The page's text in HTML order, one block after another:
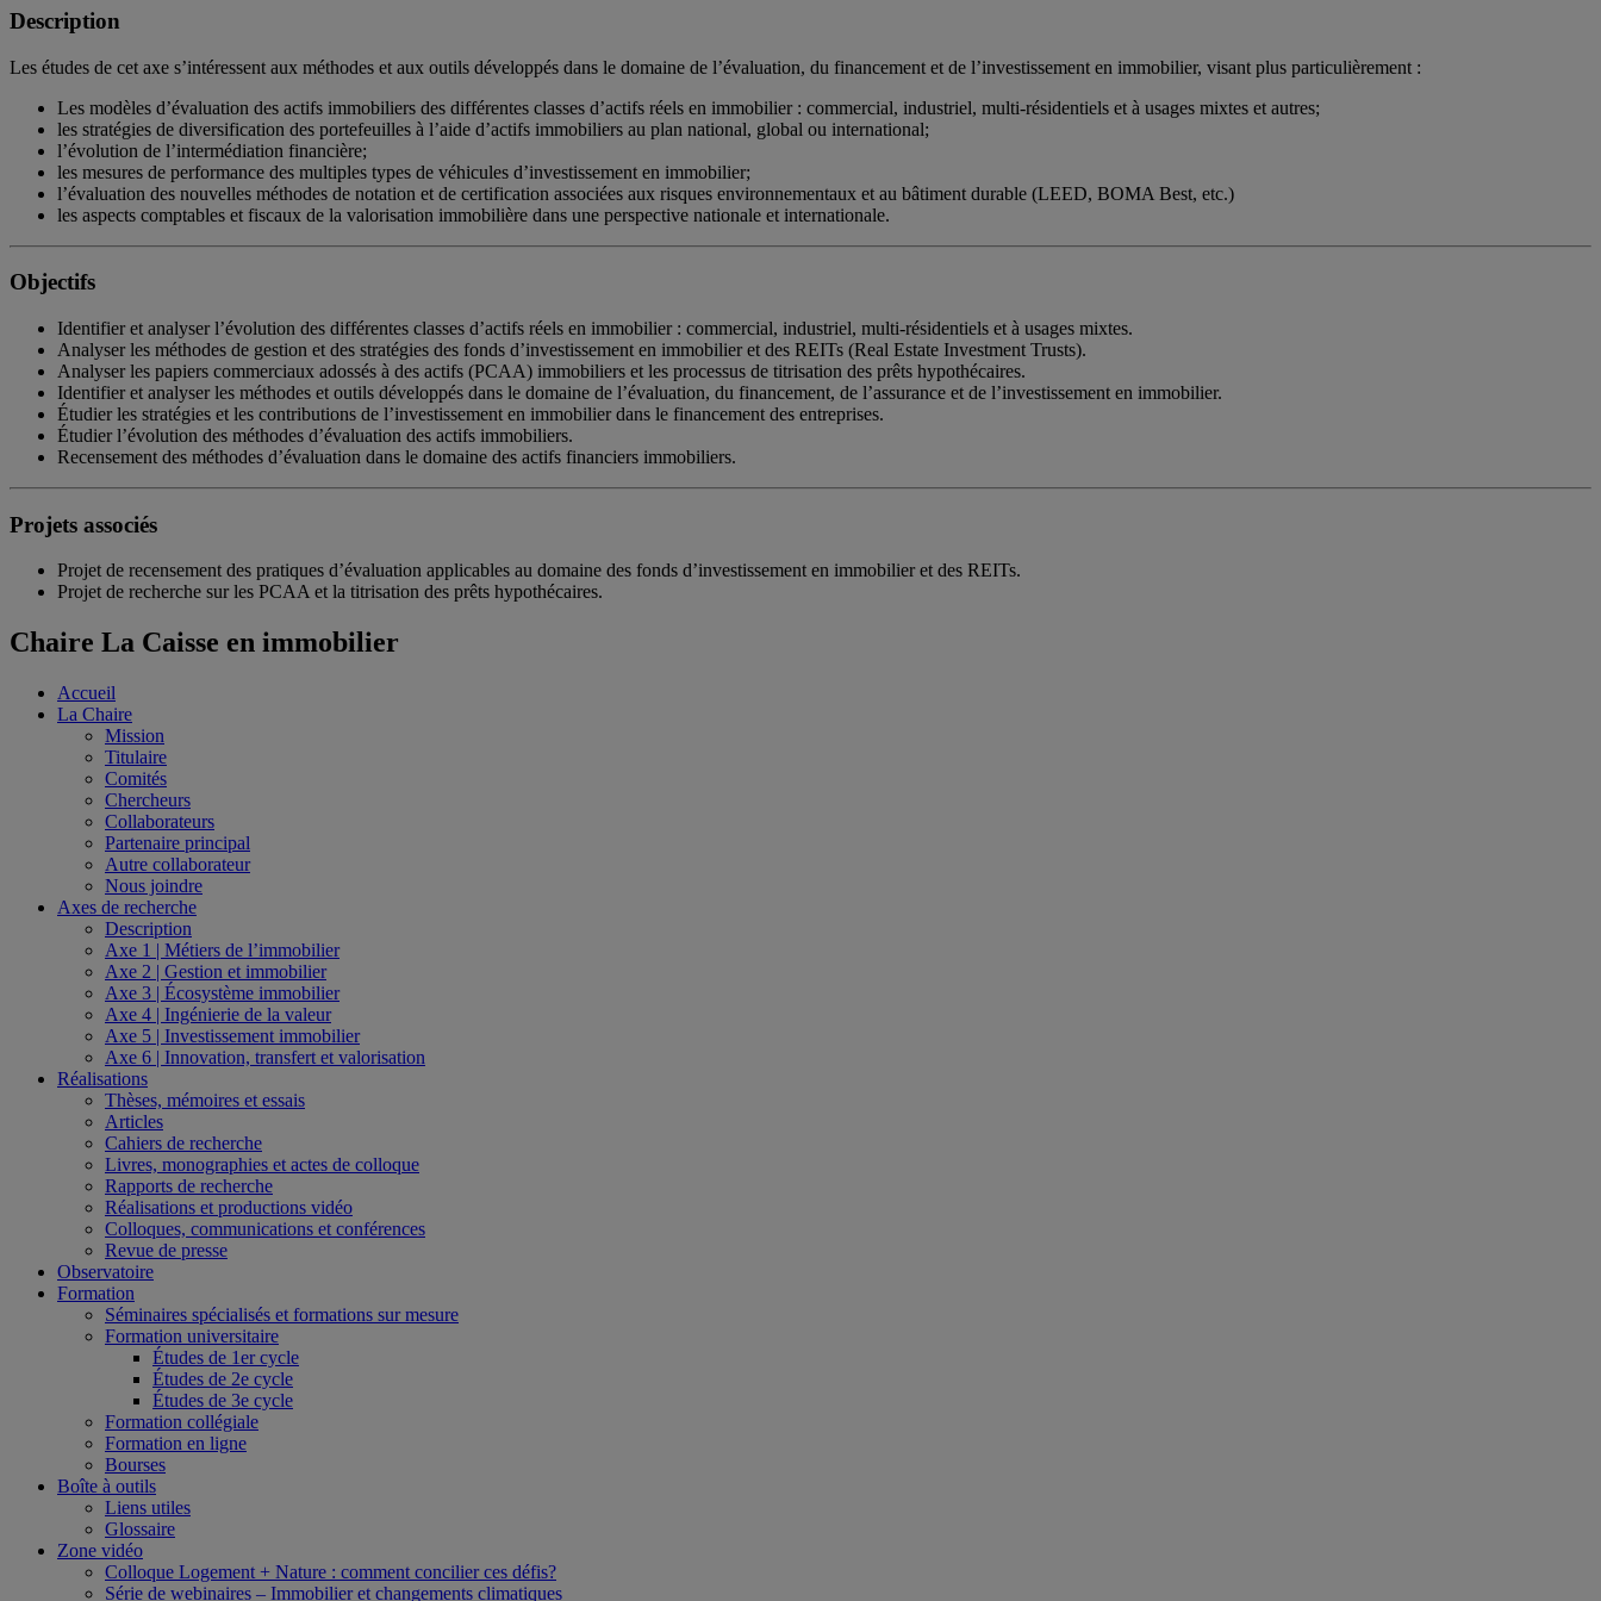
Description
Les études de cet axe s’intéressent aux méthodes et aux outils développés dans le domaine de l’évaluation, du financement et de l’investissement en immobilier, visant plus particulièrement :
Les modèles d’évaluation des actifs immobiliers des différentes classes d’actifs réels en immobilier : commercial, industriel, multi-résidentiels et à usages mixtes et autres;
les stratégies de diversification des portefeuilles à l’aide d’actifs immobiliers au plan national, global ou international;
l’évolution de l’intermédiation financière;
les mesures de performance des multiples types de véhicules d’investissement en immobilier;
l’évaluation des nouvelles méthodes de notation et de certification associées aux risques environnementaux et au bâtiment durable (LEED, BOMA Best, etc.)
les aspects comptables et fiscaux de la valorisation immobilière dans une perspective nationale et internationale.
Objectifs
Identifier et analyser l’évolution des différentes classes d’actifs réels en immobilier : commercial, industriel, multi-résidentiels et à usages mixtes.
Analyser les méthodes de gestion et des stratégies des fonds d’investissement en immobilier et des REITs (Real Estate Investment Trusts).
Analyser les papiers commerciaux adossés à des actifs (PCAA) immobiliers et les processus de titrisation des prêts hypothécaires.
Identifier et analyser les méthodes et outils développés dans le domaine de l’évaluation, du financement, de l’assurance et de l’investissement en immobilier.
Étudier les stratégies et les contributions de l’investissement en immobilier dans le financement des entreprises.
Étudier l’évolution des méthodes d’évaluation des actifs immobiliers.
Recensement des méthodes d’évaluation dans le domaine des actifs financiers immobiliers.
Projets associés
Projet de recensement des pratiques d’évaluation applicables au domaine des fonds d’investissement en immobilier et des REITs.
Projet de recherche sur les PCAA et la titrisation des prêts hypothécaires.
Chaire La Caisse en immobilier
Accueil
La Chaire
Mission
Titulaire
Comités
Chercheurs
Collaborateurs
Partenaire principal
Autre collaborateur
Nous joindre
Axes de recherche
Description
Axe 1 | Métiers de l’immobilier
Axe 2 | Gestion et immobilier
Axe 3 | Écosystème immobilier
Axe 4 | Ingénierie de la valeur
Axe 5 | Investissement immobilier
Axe 6 | Innovation, transfert et valorisation
Réalisations
Thèses, mémoires et essais
Articles
Cahiers de recherche
Livres, monographies et actes de colloque
Rapports de recherche
Réalisations et productions vidéo
Colloques, communications et conférences
Revue de presse
Observatoire
Formation
Séminaires spécialisés et formations sur mesure
Formation universitaire
Études de 1er cycle
Études de 2e cycle
Études de 3e cycle
Formation collégiale
Formation en ligne
Bourses
Boîte à outils
Liens utiles
Glossaire
Zone vidéo
Colloque Logement + Nature : comment concilier ces défis?
Série de webinaires – Immobilier et changements climatiques